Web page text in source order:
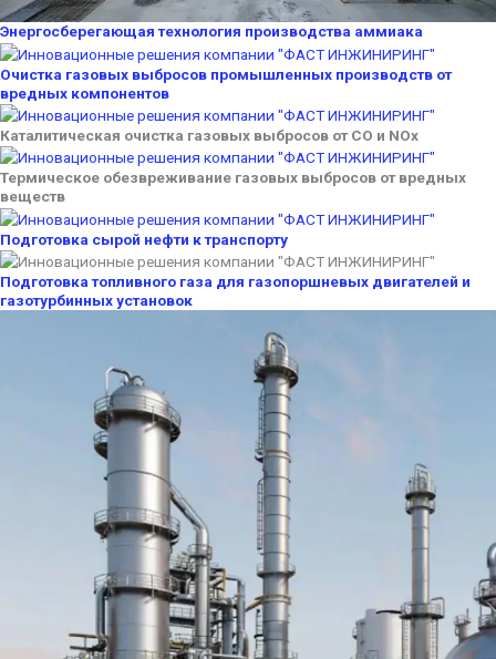
Энергосберегающая технология производства аммиака
Очистка газовых выбросов промышленных производств от
вредных компонентов
Каталитическая очистка газовых выбросов от СО и NOx
Термическое обезвреживание газовых выбросов от вредных
веществ
Подготовка сырой нефти к транспорту
Подготовка топливного газа для газопоршневых двигателей и
газотурбинных установок